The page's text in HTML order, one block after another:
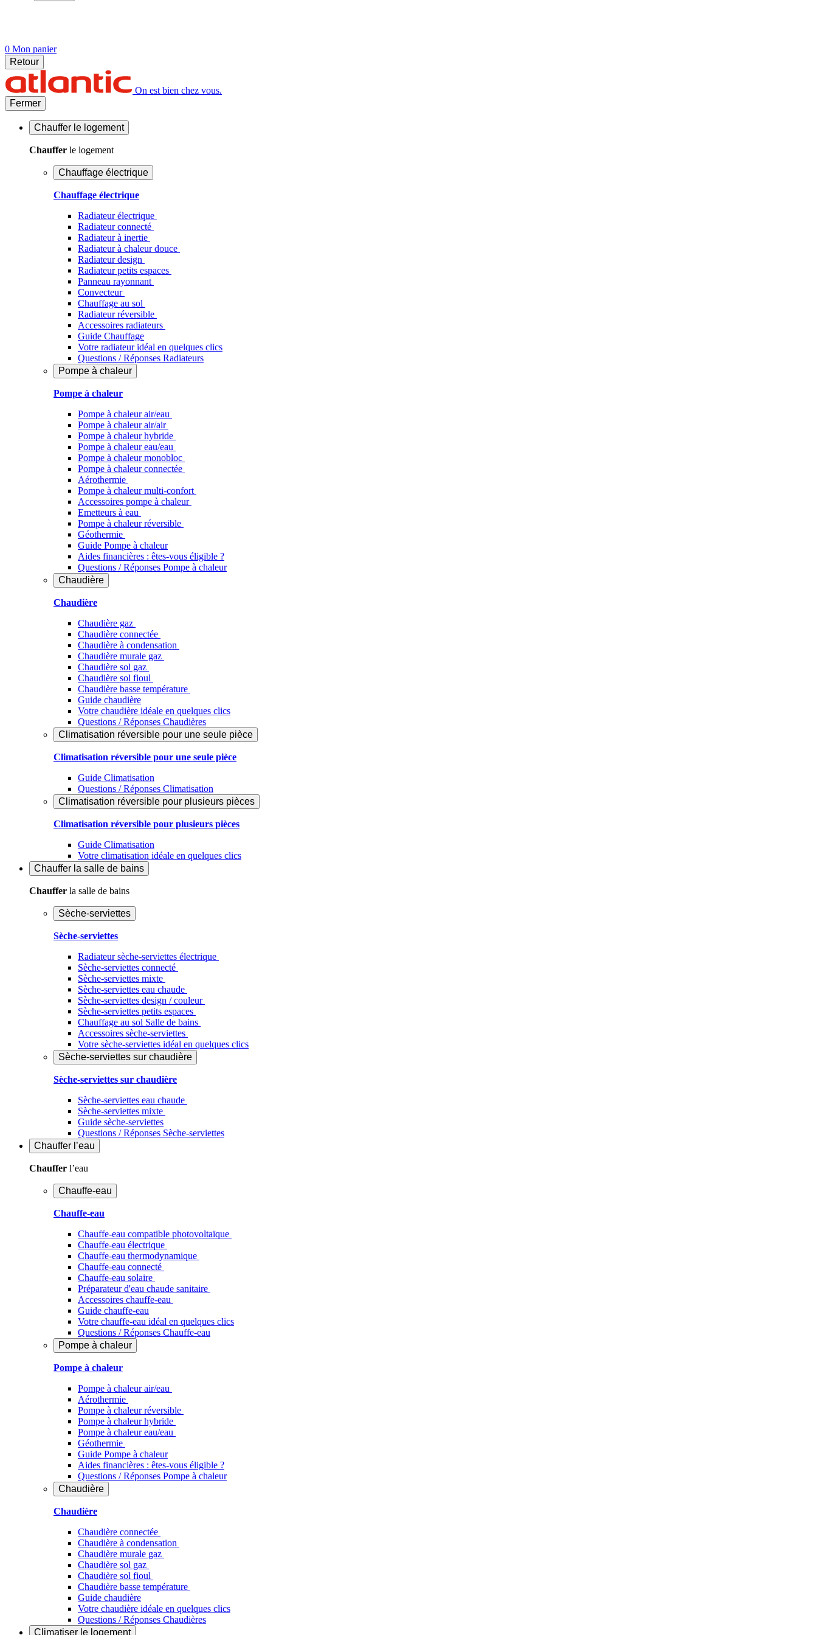
0 Mon panier
Retour
On est bien chez vous.
Fermer
Chauffer le logement
Chauffer le logement
Chauffage électrique
Chauffage électrique
Radiateur électrique
Radiateur connecté
Radiateur à inertie
Radiateur à chaleur douce
Radiateur design
Radiateur petits espaces
Panneau rayonnant
Convecteur
Chauffage au sol
Radiateur réversible
Accessoires radiateurs
Guide Chauffage
Votre radiateur idéal en quelques clics
Questions / Réponses Radiateurs
Pompe à chaleur
Pompe à chaleur
Pompe à chaleur air/eau
Pompe à chaleur air/air
Pompe à chaleur hybride
Pompe à chaleur​ eau/eau
Pompe à chaleur monobloc
Pompe à chaleur connectée
Aérothermie
Pompe à chaleur multi-confort
Accessoires pompe à chaleur
Emetteurs à eau
Pompe à chaleur réversible
Géothermie
Guide Pompe à chaleur
Aides financières : êtes-vous éligible ?
Questions / Réponses Pompe à chaleur
Chaudière
Chaudière
Chaudière gaz
Chaudière connectée
Chaudière à condensation
Chaudière murale gaz
Chaudière sol gaz
Chaudière sol fioul
Chaudière basse température
Guide chaudière
Votre chaudière idéale en quelques clics
Questions / Réponses Chaudières
Climatisation réversible pour une seule pièce
Climatisation réversible pour une seule pièce
Guide Climatisation
Questions / Réponses Climatisation
Climatisation réversible pour plusieurs pièces
Climatisation réversible pour plusieurs pièces
Guide Climatisation
Votre climatisation idéale en quelques clics
Chauffer la salle de bains
Chauffer la salle de bains
Sèche-serviettes
Sèche-serviettes
Radiateur sèche-serviettes électrique
Sèche-serviettes connecté
Sèche-serviettes mixte
Sèche-serviettes eau chaude
Sèche-serviettes design / couleur
Sèche-serviettes petits espaces
Chauffage au sol Salle de bains
Accessoires sèche-serviettes
Votre sèche-serviettes idéal en quelques clics
Sèche-serviettes sur chaudière
Sèche-serviettes sur chaudière
Sèche-serviettes eau chaude
Sèche-serviettes mixte
Guide sèche-serviettes
Questions / Réponses Sèche-serviettes
Chauffer l’eau
Chauffer l’eau
Chauffe-eau
Chauffe-eau
Chauffe-eau compatible photovoltaïque
Chauffe-eau électrique
Chauffe-eau thermodynamique
Chauffe-eau connecté
Chauffe-eau solaire
Préparateur d'eau chaude sanitaire
Accessoires chauffe-eau
Guide chauffe-eau
Votre chauffe-eau idéal en quelques clics
Questions / Réponses Chauffe-eau
Pompe à chaleur
Pompe à chaleur
Pompe à chaleur air/eau
Aérothermie
Pompe à chaleur réversible
Pompe à chaleur hybride
Pompe à chaleur​ eau/eau
Géothermie
Guide Pompe à chaleur
Aides financières : êtes-vous éligible ?
Questions / Réponses Pompe à chaleur
Chaudière
Chaudière
Chaudière connectée
Chaudière à condensation
Chaudière murale gaz
Chaudière sol gaz
Chaudière sol fioul
Chaudière basse température
Guide chaudière
Votre chaudière idéale en quelques clics
Questions / Réponses Chaudières
Climatiser le logement